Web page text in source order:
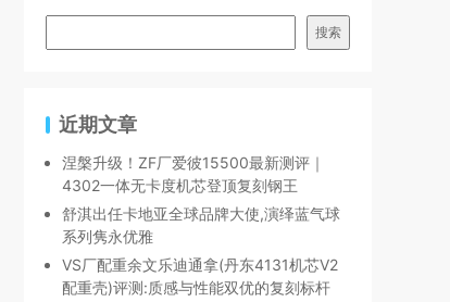
搜索
近期文章
涅槃升级！ZF厂爱彼15500最新测评｜
4302一体无卡度机芯登顶复刻钢王
舒淇出任卡地亚全球品牌大使,演绎蓝气球
系列隽永优雅
VS厂配重余文乐迪通拿(丹东4131机芯V2
配重壳)评测:质感与性能双优的复刻标杆